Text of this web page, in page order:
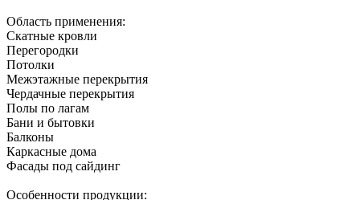
Область применения:
Скатные кровли
Перегородки
Потолки
Межэтажные перекрытия
Чердачные перекрытия
Полы по лагам
Бани и бытовки
Балконы
Каркасные дома
Фасады под сайдинг
Особенности продукции: